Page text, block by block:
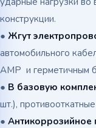
конструкции.
● Жгут
автомобильного
АМР и герметичным
● В базовую
шт.),
● Антикоррозийное